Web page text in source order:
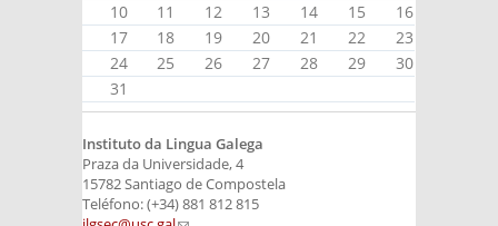
10
11 12 13 14 15
16
17
18 19 20 21 22
23
24
25 26 27 28 29
30
31
Instituto da Lingua Galega
Praza da Universidade, 4
15782 Santiago de Compostela
Teléfono: (+34) 881 812 815